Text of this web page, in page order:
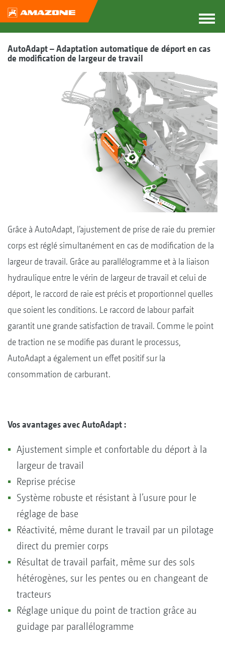
AutoAdapt – Adaptation automatique de déport en cas
de modification de largeur de travail
Grâce à AutoAdapt, l’ajustement de prise de raie du premier
corps est réglé simultanément en cas de modification de la
largeur de travail. Grâce au parallélogramme et à la liaison
hydraulique entre le vérin de largeur de travail et celui de
déport, le raccord de raie est précis et proportionnel quelles
que soient les conditions. Le raccord de labour parfait
garantit une grande satisfaction de travail. Comme le point
de traction ne se modifie pas durant le processus,
AutoAdapt a également un effet positif sur la
consommation de carburant.
Vos avantages avec AutoAdapt :
Ajustement simple et confortable du déport à la
largeur de travail
Reprise précise
Système robuste et résistant à l’usure pour le
réglage de base
Réactivité, même durant le travail par un pilotage
direct du premier corps
Résultat de travail parfait, même sur des sols
hétérogènes, sur les pentes ou en changeant de
tracteurs
Réglage unique du point de traction grâce au
guidage par parallélogramme